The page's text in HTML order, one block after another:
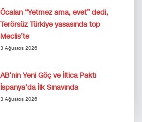
Öcalan “Yetmez ama, evet” dedi,
Terörsüz Türkiye yasasında top
Meclis’te
3 Ağustos 2026
AB’nin Yeni Göç ve İltica Paktı
İspanya’da İlk Sınavında
3 Ağustos 2026